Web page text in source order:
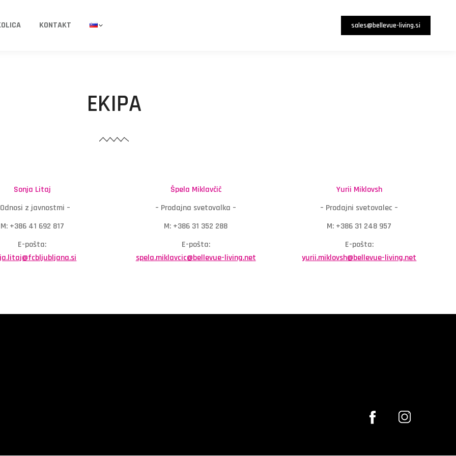
KONTAKT sales@bellevue-living.si
EKIPA
Sonja Litaj
z javnostmi –
M: +386 41 692 817
E-pošta:
Špela Miklavčič
– Prodajna svetovalka –
M: +386 31 352 288
E-pošta:
spela.miklavcic@bellevue-living.net
Yurii Miklovsh
– Prodajni svetovalec –
M: +386 31 248 957
E-pošta:
yurii.miklovsh@bellevue-living.net